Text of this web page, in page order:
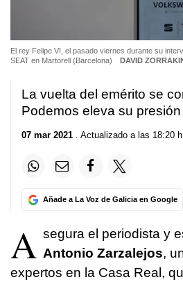
El rey Felipe VI, el pasado viernes durante su
SEAT en Martorell (Barcelona)
DAVID
La vuelta del emérito se
Podemos eleva su
07 mar 2021 . Actualizado a las 18:20
Añade a La Voz de Galicia en Google
A segura el periodista y
Antonio Zarzalejos,
expertos en la Casa Real,